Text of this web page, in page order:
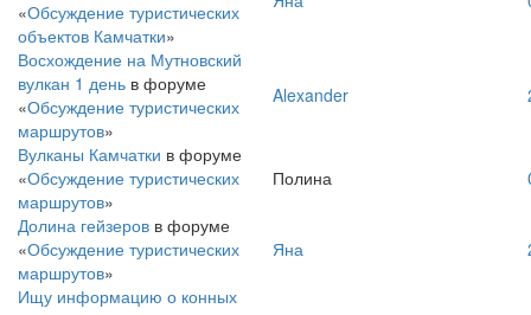
«Обсуждение туристических
объектов Камчатки»
Восхождение на Мутновский
вулкан 1 день в форуме
«Обсуждение туристических
маршрутов»
Alexander
Вулканы Камчатки в форуме
«Обсуждение туристических
маршрутов»
Полина
Долина гейзеров в форуме
«Обсуждение туристических
маршрутов»
Яна
Ищу информацию о конных